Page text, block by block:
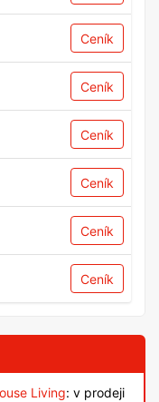
Ceník
Ceník
Ceník
Ceník
Ceník
Ceník
Living: v prodeji